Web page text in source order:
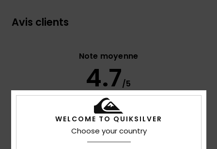
Avis clients
Note moyenne
4.7/5
3 avis vérifiésdepuis septembre 2025
67% de nos clients recommandent ce produit
WELCOME TO QUIKSILVER
Choose your country